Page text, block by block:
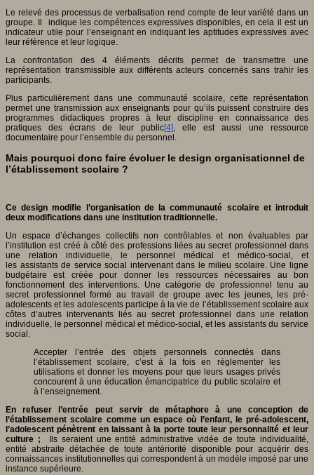
Le relevé des processus de verbalisation rend compte de leur variété dans un
groupe. Il indique les compétences expressives disponibles, en cela il est un
indicateur utile pour l’enseignant en indiquant les aptitudes expressives avec
leur référence et leur logique.
La confrontation des 4 éléments décrits permet de transmettre une
représentation transmissible aux différents acteurs concernés sans trahir les
participants.
Plus particulièrement dans une communauté scolaire, cette représentation
permet une transmission aux enseignants pour qu’ils puissent construire des
programmes didactiques propres à leur discipline en connaissance des
pratiques des écrans de leur public[4], elle est aussi une ressource
documentaire pour l’ensemble du personnel.
Mais pourquoi donc faire évoluer le design organisationnel de
l’établissement scolaire ?
Ce design modifie l’organisation de la communauté scolaire et introduit
deux modifications dans une institution traditionnelle.
Un espace d’échanges collectifs non contrôlables et non évaluables par
l’institution est créé à côté des professions liées au secret professionnel dans
une relation individuelle, le personnel médical et médico-social, et
les assistants de service social intervenant dans le milieu scolaire. Une ligne
budgétaire est créée pour donner les ressources nécessaires au bon
fonctionnement des interventions. Une catégorie de professionnel tenu au
secret professionnel formé au travail de groupe avec les jeunes, les pré-
adolescents et les adolescents participe à la vie de l’établissement scolaire aux
côtes d’autres intervenants liés au secret professionnel dans une relation
individuelle, le personnel médical et médico-social, et les assistants du service
social.
Accepter l’entrée des objets personnels connectés dans
l’établissement scolaire, c’est à la fois en réglementer les
utilisations et donner les moyens pour que leurs usages privés
concourent à une éducation émancipatrice du public scolaire et
à l’enseignement.
En refuser l’entrée peut servir de métaphore à une conception de
l’établissement scolaire comme un espace où l’enfant, le pré-adolescent,
l’adolescent pénètrent en laissant à la porte toute leur personnalité et leur
culture ; Ils seraient une entité administrative vidée de toute individualité,
entité abstraite détachée de toute antériorité disponible pour acquérir des
connaissances institutionnelles qui correspondent à un modèle imposé par une
instance supérieure.